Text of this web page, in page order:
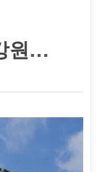
2023년 2월 3일 ~ 4일 강원도 초당 ~ 속초 여행(에디슨 박물관)